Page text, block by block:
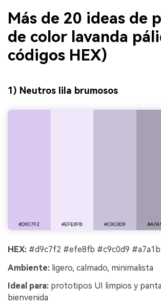
Más de 20 ideas de
de color lavanda
códigos HEX)
1) Neutros lila brumosos
HEX: #d9c7f2 #efe8fb #c9c0d9
Ambiente: ligero, calmado, minimalista
Ideal para: prototipos UI limpios y
bienvenida